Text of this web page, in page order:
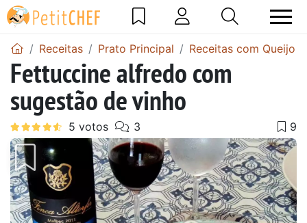
Receitas Prato Principal Receitas com Queijo
Fettuccine alfredo com
sugestão de vinho